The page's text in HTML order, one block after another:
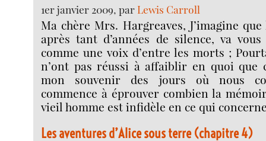
1er janvier 2009, parLewis Carroll
Ma chère Mrs. Hargreaves, J’imagine
après tant d’années de silence, va
comme une voix d’entre les morts ;
n’ont pas réussi à affaiblir en quoi que
mon souvenir des jours où nous
commence à éprouver combien la
vieil homme est infidèle en ce qui
Les aventures d’Alice sous terre (chapitre 4)